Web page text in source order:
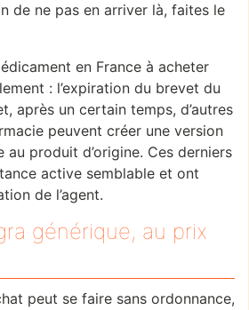
de ne pas en arriver là, faites le
en France à acheter
: l’expiration du brevet du
après un certain temps, d’autres
peuvent créer une version
au produit d’origine. Ces derniers
active semblable et ont
de l’agent.
générique, au prix
peut se faire sans ordonnance,